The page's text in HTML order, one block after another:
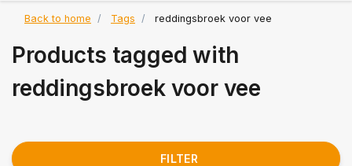
Back to home Tags reddingsbroek voor vee
Products tagged with
reddingsbroek voor vee
FILTER